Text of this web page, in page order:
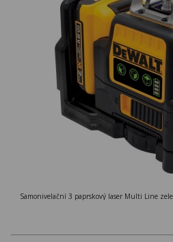
Samonivelační 3 paprskový laser Multi Line